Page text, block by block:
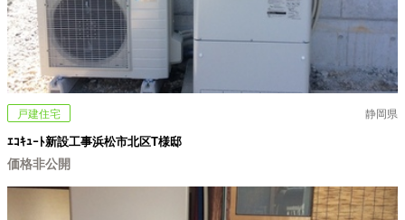
戸建住宅 静岡県
ｴｺｷｭｰﾄ新設工事浜松市北区T様邸
価格非公開